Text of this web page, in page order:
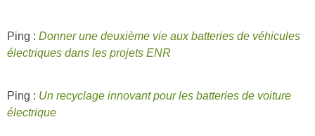
Ping : Donner une deuxième vie aux batteries de véhicules
électriques dans les projets ENR
Ping : Un recyclage innovant pour les batteries de voiture
électrique